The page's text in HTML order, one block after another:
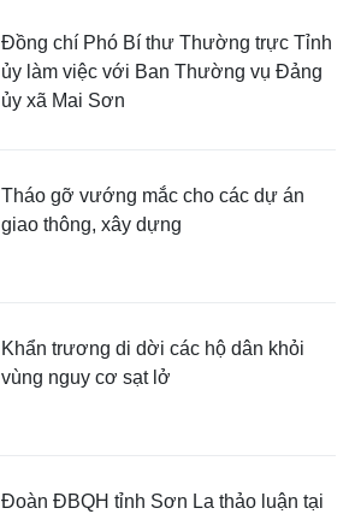
Đồng chí Phó Bí thư Thường trực Tỉnh
ủy làm việc với Ban Thường vụ Đảng
ủy xã Mai Sơn
Tháo gỡ vướng mắc cho các dự án
giao thông, xây dựng
Khẩn trương di dời các hộ dân khỏi
vùng nguy cơ sạt lở
Đoàn ĐBQH tỉnh Sơn La thảo luận tại